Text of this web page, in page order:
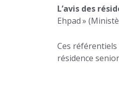
L’avis des
Ehpad »
Ces
résidence